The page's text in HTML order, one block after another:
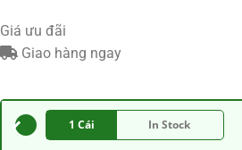
Giá ưu đãi
Giao hàng ngay
1 Cái In Stock